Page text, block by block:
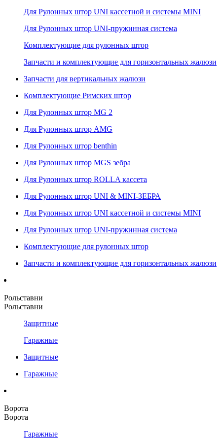
Для Рулонных штор UNI кассетной и системы MINI
Для Рулонных штор UNI-пружинная система
Комплектующие для рулонных штор
Запчасти и комплектующие для горизонтальных жалюзи
Запчасти для вертикальных жалюзи
Комплектующие Римских штор
Для Рулонных штор MG 2
Для Рулонных штор AMG
Для Рулонных штор benthin
Для Рулонных штор MGS зебра
Для Рулонных штор ROLLA кассета
Для Рулонных штор UNI & MINI-ЗЕБРА
Для Рулонных штор UNI кассетной и системы MINI
Для Рулонных штор UNI-пружинная система
Комплектующие для рулонных штор
Запчасти и комплектующие для горизонтальных жалюзи
Рольставни
Рольставни
Защитные
Гаражные
Защитные
Гаражные
Ворота
Ворота
Гаражные